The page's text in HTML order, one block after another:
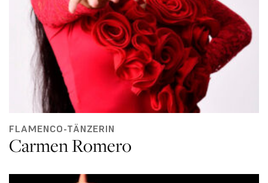
FLAMENCO-TÄNZERIN
Carmen Romero